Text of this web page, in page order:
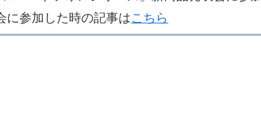
に参加した時の記事はこちら